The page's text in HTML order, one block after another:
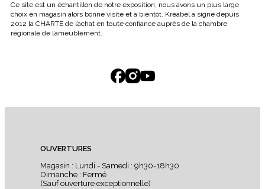
Ce site est un échantillon de notre exposition, nous avons un plus large
choix en magasin alors bonne visite et à bientôt. Kreabel a signé depuis
2012 la CHARTE de l’achat en toute confiance auprès de la chambre
régionale de l’ameublement.
OUVERTURES
Magasin : Lundi - Samedi : 9h30-18h30
Dimanche : Fermé
(Sauf ouverture exceptionnelle)